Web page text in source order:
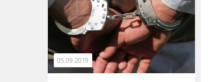
05.09.2019